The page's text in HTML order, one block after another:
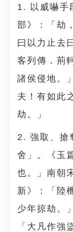
1. 以威嚇手
部》：「劫
曰以力止去
客列傳．荊
諸侯侵地。
夫！有如此
劫。」
2. 強取、搶
舍」。《玉
也。」南朝
新》：「陸
少年掠劫。
「大凡作強